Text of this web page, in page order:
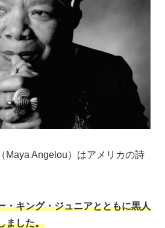
Maya Angelou）はアメリカの詩
・キング・ジュニアとともに黒人
ました。